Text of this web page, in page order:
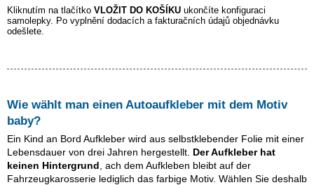
Kliknutím na tlačítko VLOŽIT DO KOŠÍKU ukončíte konfiguraci
samolepky. Po vyplnění dodacích a fakturačních údajů objednávku
odešlete.
Wie wählt man einen Autoaufkleber mit dem Motiv
baby?
Ein Kind an Bord Aufkleber wird aus selbstklebender Folie mit einer
Lebensdauer von drei Jahren hergestellt. Der Aufkleber hat
keinen Hintergrund , ach dem Aufkleben bleibt auf der
Fahrzeugkarosserie lediglich das farbige Motiv. Wählen Sie deshalb